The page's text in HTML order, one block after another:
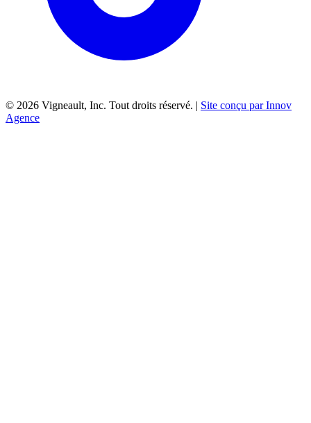
© 2026 Vigneault, Inc. Tout droits réservé. | Site conçu par Innov
Agence